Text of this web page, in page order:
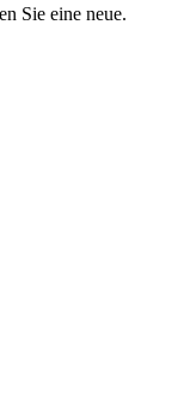
Sie eine neue.